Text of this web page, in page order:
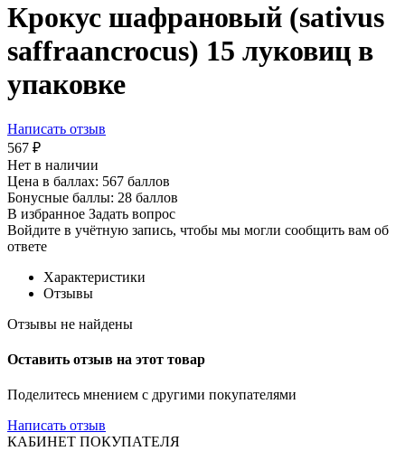
Крокус шафрановый (sativus
saffraancrocus) 15 луковиц в
упаковке
Написать отзыв
567 ₽
Нет в наличии
Цена в баллах: 567 баллов
Бонусные баллы: 28 баллов
В избранное Задать вопрос
Войдите в учётную запись, чтобы мы могли сообщить вам об
ответе
Характеристики
Отзывы
Отзывы не найдены
Оставить отзыв на этот товар
Поделитесь мнением с другими покупателями
Написать отзыв
КАБИНЕТ ПОКУПАТЕЛЯ